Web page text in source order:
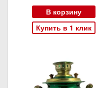
В корзину
Купить в 1 клик